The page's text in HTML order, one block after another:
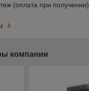
(оплата при получении)
компании